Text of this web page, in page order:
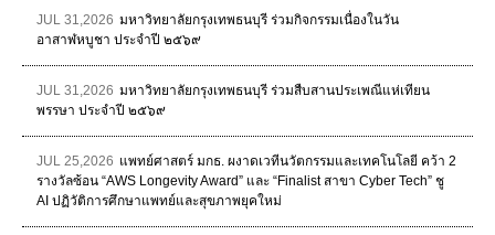
JUL 31,2026 มหาวิทยาลัยกรุงเทพธนบุรี ร่วมกิจกรรมเนื่องในวัน
อาสาฬหบูชา ประจำปี ๒๕๖๙
JUL 31,2026 มหาวิทยาลัยกรุงเทพธนบุรี ร่วมสืบสานประเพณีแห่เทียน
พรรษา ประจำปี ๒๕๖๙
JUL 25,2026 แพทย์ศาสตร์ มกธ. ผงาดเวทีนวัตกรรมและเทคโนโลยี คว้า 2
รางวัลซ้อน “AWS Longevity Award” และ “Finalist สาขา Cyber Tech” ชู
AI ปฏิวัติการศึกษาแพทย์และสุขภาพยุคใหม่